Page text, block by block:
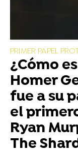
PRIMER PAPEL
¿Cómo
Homer
fue a su
el
Ryan
The